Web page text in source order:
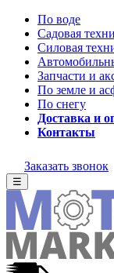
По воде
Садовая
Силовая
Запчасти и
По земле и
По снегу
Доставка и
Контакты
Заказать звонок
☰